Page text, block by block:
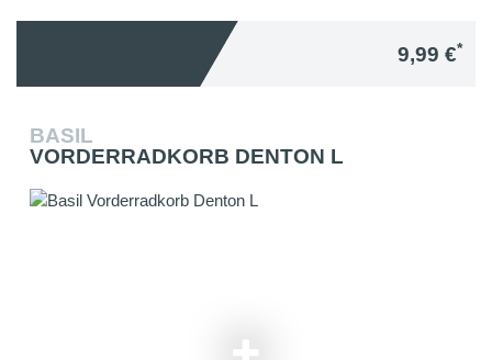
9,99 €*
BASIL
VORDERRADKORB DENTON L